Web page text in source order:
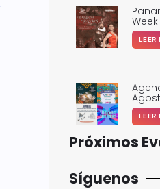
LEER
LEER
Próximos
Síguenos